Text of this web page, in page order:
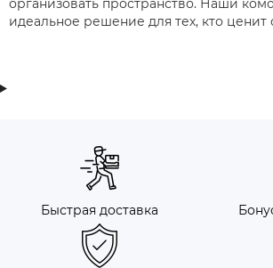
организовать пространство. Наши
идеальное решение для тех, кто ценит
Быстрая доставка